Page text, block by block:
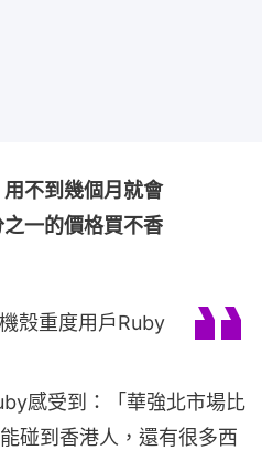
不到幾個月就會
一的價格買不香
殼重度用戶Ruby
感受到：「華強北市場比
碰到香港人，還有很多西